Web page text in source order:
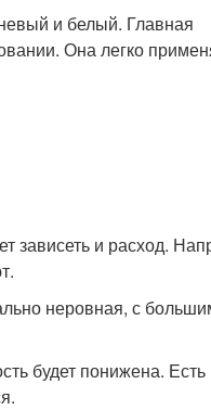
и белый. Главная
Она легко
зависеть и расход.
неровная, с
будет понижена. Есть